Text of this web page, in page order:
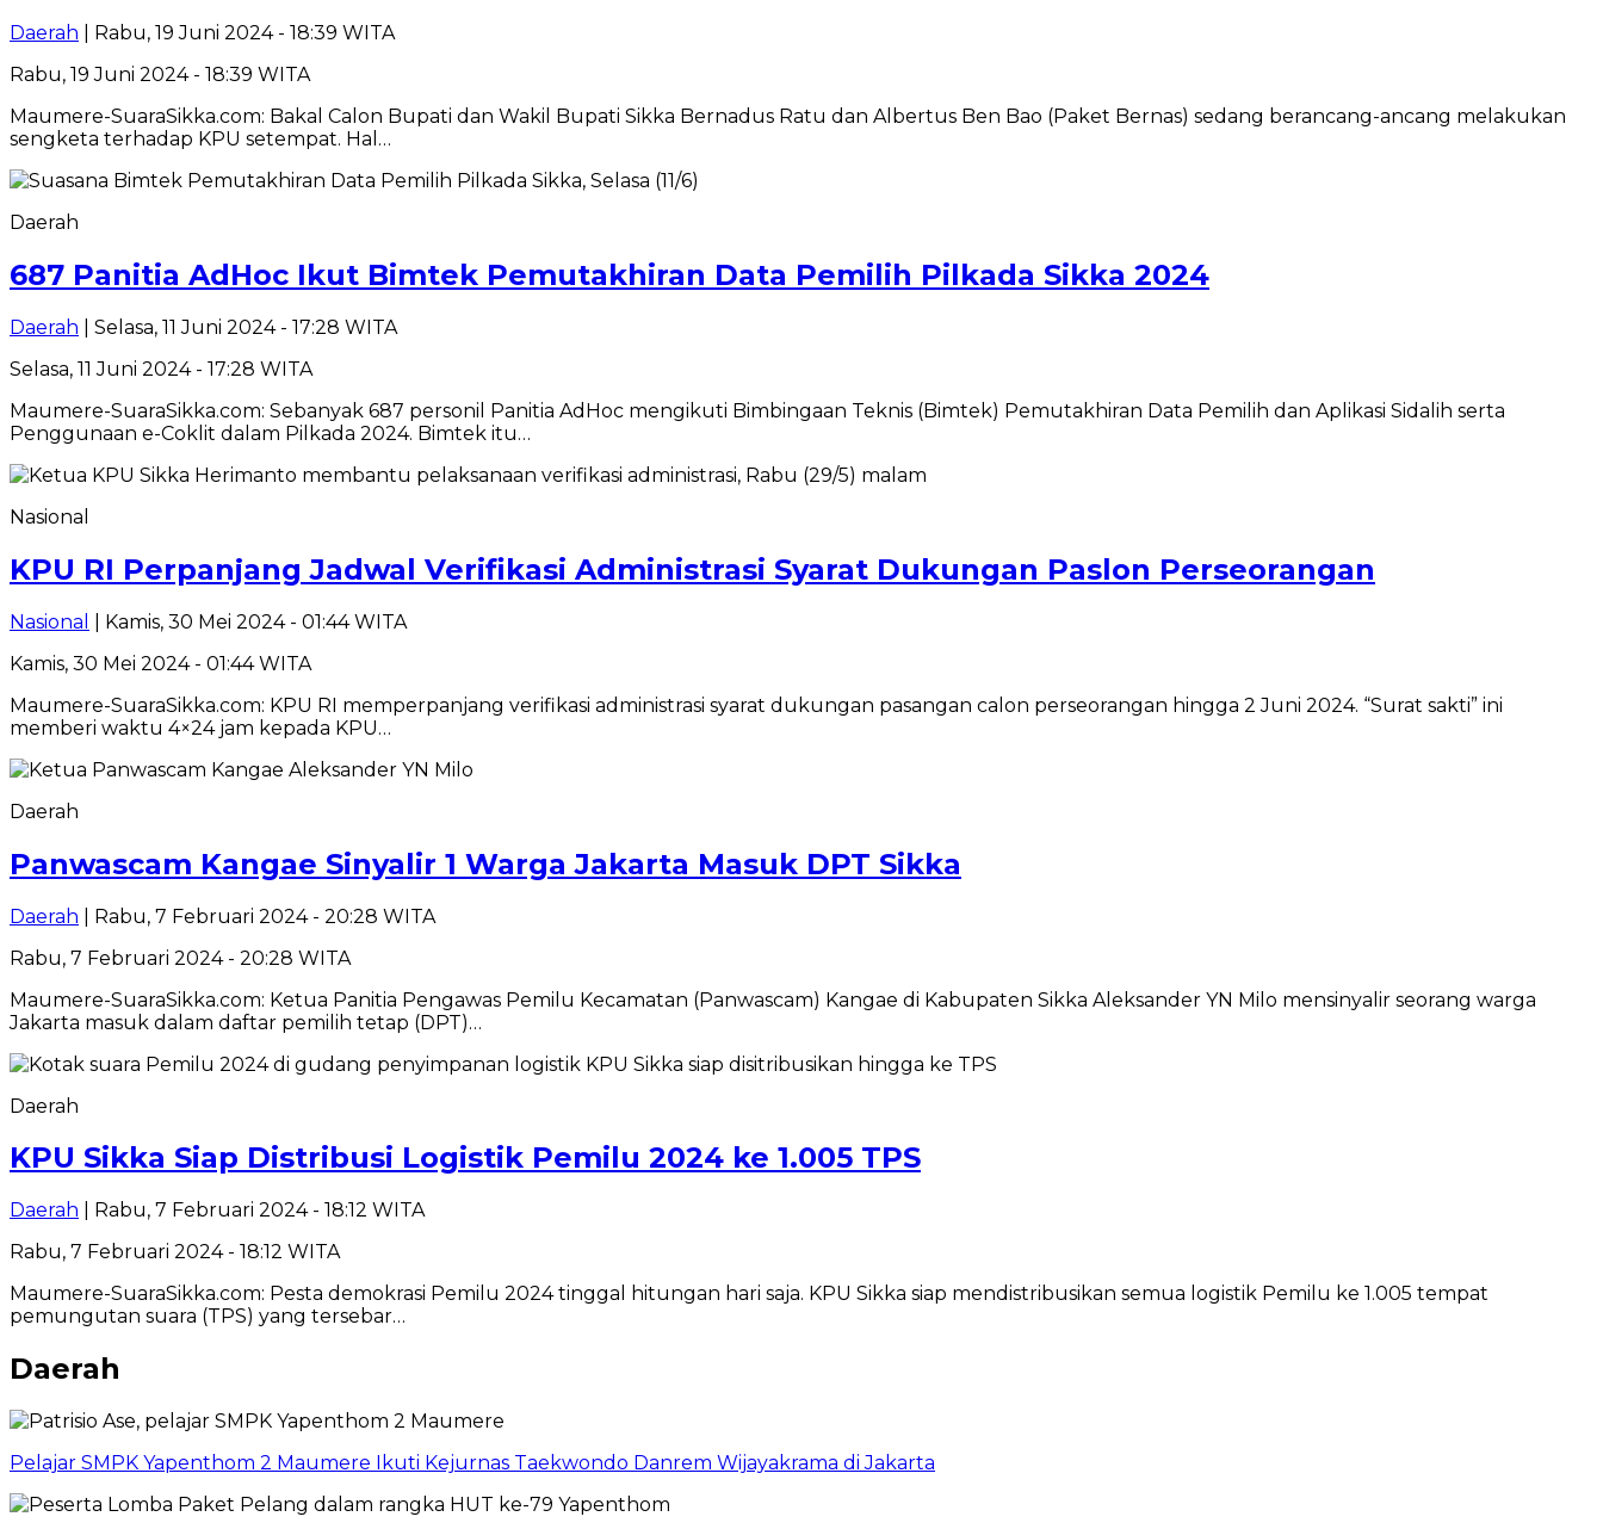
Daerah | Rabu, 19 Juni 2024 - 18:39 WITA
Rabu, 19 Juni 2024 - 18:39 WITA
Maumere-SuaraSikka.com: Bakal Calon Bupati dan Wakil Bupati Sikka Bernadus Ratu dan Albertus Ben Bao (Paket Bernas) sedang berancang-ancang melakukan
sengketa terhadap KPU setempat. Hal…
Daerah
687 Panitia AdHoc Ikut Bimtek Pemutakhiran Data Pemilih Pilkada Sikka 2024
Daerah | Selasa, 11 Juni 2024 - 17:28 WITA
Selasa, 11 Juni 2024 - 17:28 WITA
Maumere-SuaraSikka.com: Sebanyak 687 personil Panitia AdHoc mengikuti Bimbingaan Teknis (Bimtek) Pemutakhiran Data Pemilih dan Aplikasi Sidalih serta
Penggunaan e-Coklit dalam Pilkada 2024. Bimtek itu…
Nasional
KPU RI Perpanjang Jadwal Verifikasi Administrasi Syarat Dukungan Paslon Perseorangan
Nasional
| Kamis, 30 Mei 2024 - 01:44 WITA
Kamis, 30 Mei 2024 - 01:44 WITA
Maumere-SuaraSikka.com: KPU RI memperpanjang verifikasi administrasi syarat dukungan pasangan calon perseorangan hingga 2 Juni 2024. “Surat sakti” ini
memberi waktu 4×24 jam kepada KPU…
Daerah
Panwascam Kangae Sinyalir 1 Warga Jakarta Masuk DPT Sikka
Daerah | Rabu, 7 Februari 2024 - 20:28 WITA
Rabu, 7 Februari 2024 - 20:28 WITA
Maumere-SuaraSikka.com: Ketua Panitia Pengawas Pemilu Kecamatan (Panwascam) Kangae di Kabupaten Sikka Aleksander YN Milo mensinyalir seorang warga
Jakarta masuk dalam daftar pemilih tetap (DPT)…
Daerah
KPU Sikka Siap Distribusi Logistik Pemilu 2024 ke 1.005 TPS
Daerah | Rabu, 7 Februari 2024 - 18:12 WITA
Rabu, 7 Februari 2024 - 18:12 WITA
Maumere-SuaraSikka.com: Pesta demokrasi Pemilu 2024 tinggal hitungan hari saja. KPU Sikka siap mendistribusikan semua logistik Pemilu ke 1.005 tempat
pemungutan suara (TPS) yang tersebar…
Daerah
Pelajar SMPK Yapenthom 2 Maumere Ikuti Kejurnas Taekwondo Danrem Wijayakrama di Jakarta